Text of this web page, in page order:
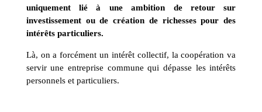
uniquement lié à une ambition de retour sur
investissement ou de création de richesses pour des
intérêts particuliers.
Là, on a forcément un intérêt collectif, la coopération va
servir une entreprise commune qui dépasse les intérêts
personnels et particuliers.